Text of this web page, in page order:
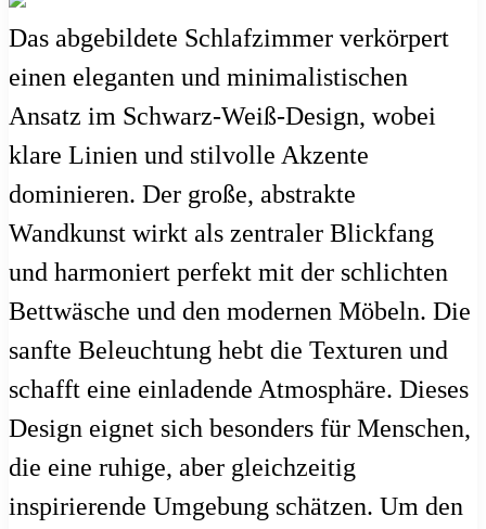
Das abgebildete Schlafzimmer verkörpert
einen eleganten und minimalistischen
Ansatz im Schwarz-Weiß-Design, wobei
klare Linien und stilvolle Akzente
dominieren. Der große, abstrakte
Wandkunst wirkt als zentraler Blickfang
und harmoniert perfekt mit der schlichten
Bettwäsche und den modernen Möbeln. Die
sanfte Beleuchtung hebt die Texturen und
schafft eine einladende Atmosphäre. Dieses
Design eignet sich besonders für Menschen,
die eine ruhige, aber gleichzeitig
inspirierende Umgebung schätzen. Um den